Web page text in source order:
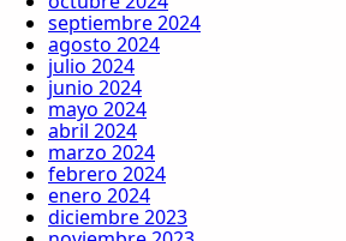
septiembre 2024
agosto 2024
julio 2024
junio 2024
mayo 2024
abril 2024
marzo 2024
febrero 2024
enero 2024
diciembre 2023